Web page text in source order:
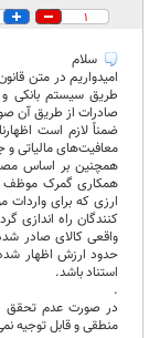
در انتظار بررسی:۱
1
سلام
امیدواریم در متن
طریق سیستم بانکی و
صادرات از طریق آن
ضمناً لازم است
معافیت‌های مالیاتی و
همچنین بر اساس
همکاری گمرک موظف
ارزی که برای واردات
کنندگان راه اندازی
واقعی کالای صادر
حدود ارزش اظهار
استناد باشد.
.
در صورت عدم تحقق
منطقی و قابل توجیه